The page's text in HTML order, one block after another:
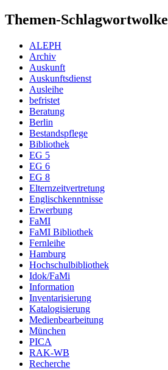
Themen-Schlagwortwolke
ALEPH
Archiv
Auskunft
Auskunftsdienst
Ausleihe
befristet
Beratung
Berlin
Bestandspflege
Bibliothek
EG 5
EG 6
EG 8
Elternzeitvertretung
Englischkenntnisse
Erwerbung
FaMI
FaMI Bibliothek
Fernleihe
Hamburg
Hochschulbibliothek
Idok/FaMi
Information
Inventarisierung
Katalogisierung
Medienbearbeitung
München
PICA
RAK-WB
Recherche